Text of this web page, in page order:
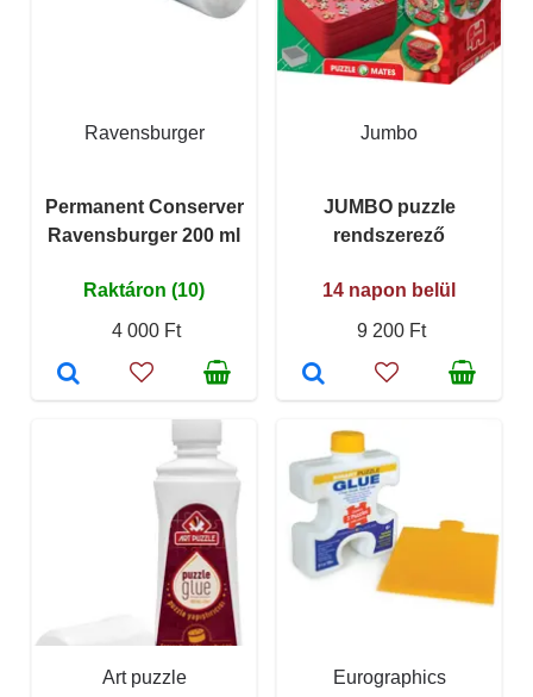
Ravensburger
Permanent Conserver
Ravensburger 200 ml
Raktáron (10)
4 000 Ft
Jumbo
JUMBO puzzle
rendszerező
14 napon belül
9 200 Ft
Art puzzle Eurographics